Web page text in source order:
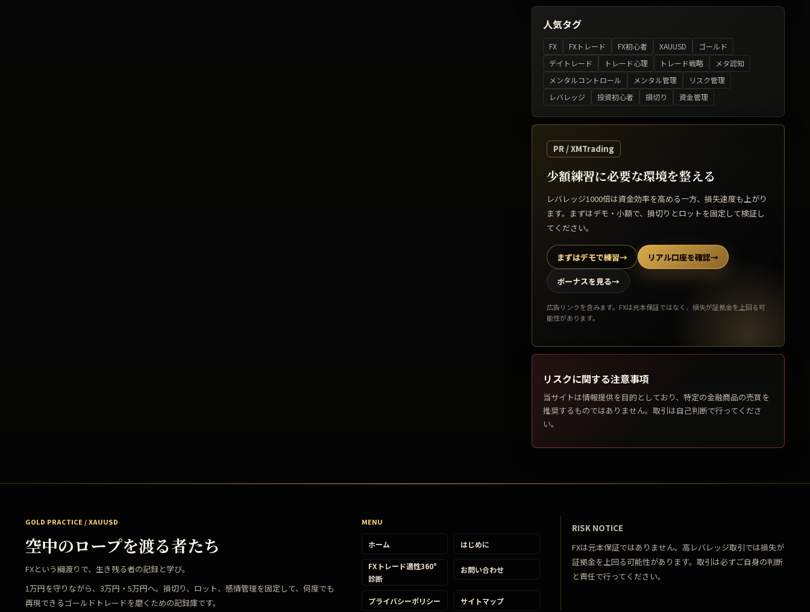
人気タグ
FX FXトレード FX初心者 XAUUSD
ゴールド
デイトレード
トレード心理 トレード戦略
メタ認知
メンタルコントロール
メンタル管理
リスク管理
レバレッジ
投資初心者 損切り 資金管理
PR / XMTrading
少額練習に必要な環境を整える
レバレッジ1000倍は資金効率を高める一方、損失速度も上がり
ます。まずはデモ・小額で、損切りとロットを固定して検証し
てください。
まずはデモで練習→ リアル口座を確認→
ボーナスを見る→
広告リンクを含みます。FXは元本保証ではなく、損失が証拠金を上回る可
能性があります。
リスクに関する注意事項
当サイトは情報提供を目的としており、特定の金融商品の売買を
推奨するものではありません。取引は自己判断で行ってくださ
い。
GOLD PRACTICE / XAUUSD
空中のロープを渡る者たち
FXという綱渡りで、生き残る者の記録と学び。
1万円を守りながら、3万円・5万円へ。損切り、ロット、感情管理を固定して、何度でも
再現できるゴールドトレードを磨くための記録庫です。
MENU
ホーム はじめに
FXトレード適性360°
診断
お問い合わせ
プライバシーポリシー サイトマップ
RISK NOTICE
FXは元本保証ではありません。高レバレッジ取引では損失が
証拠金を上回る可能性があります。取引は必ずご自身の判断
と責任で行ってください。